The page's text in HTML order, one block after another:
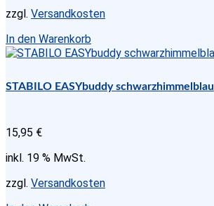
zzgl. Versandkosten
In den Warenkorb
STABILO EASYbuddy schwarzhimmelblau
15,95 €
inkl. 19 % MwSt.
zzgl. Versandkosten